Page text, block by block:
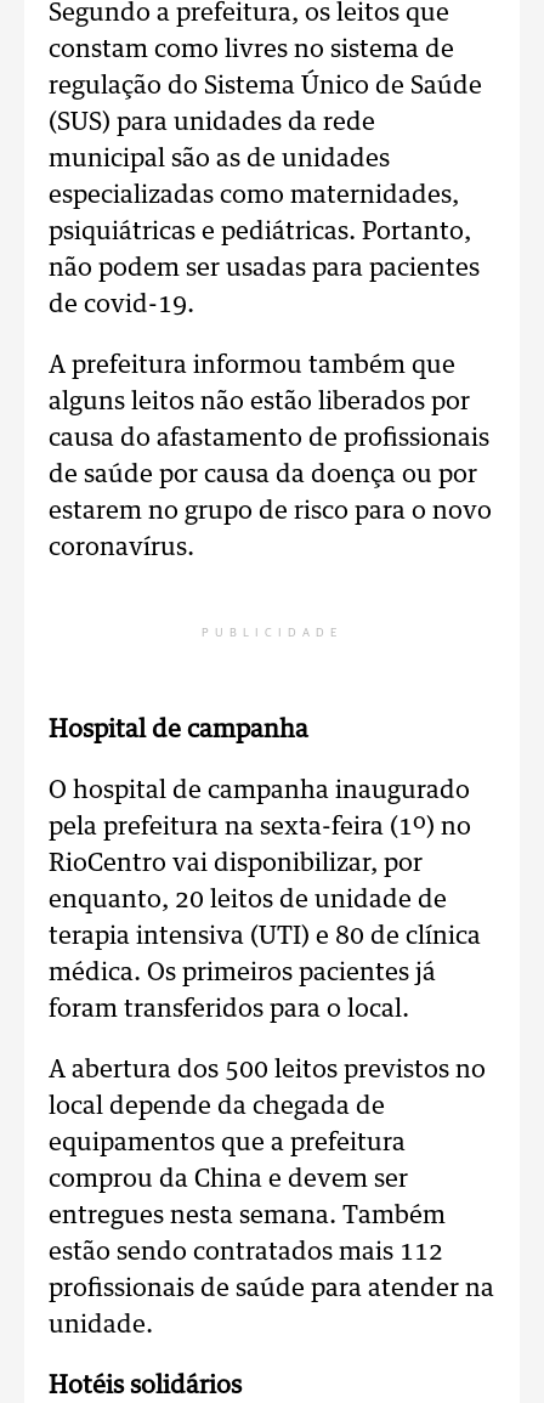
Segundo a prefeitura, os leitos que
constam como livres no sistema de
regulação do Sistema Único de Saúde
(SUS) para unidades da rede
municipal são as de unidades
especializadas como maternidades,
psiquiátricas e pediátricas. Portanto,
não podem ser usadas para pacientes
de covid-19.
A prefeitura informou também que
alguns leitos não estão liberados por
causa do afastamento de profissionais
de saúde por causa da doença ou por
estarem no grupo de risco para o novo
coronavírus.
PUBLICIDADE
Hospital de campanha
O hospital de campanha inaugurado
pela prefeitura na sexta-feira (1º) no
RioCentro vai disponibilizar, por
enquanto, 20 leitos de unidade de
terapia intensiva (UTI) e 80 de clínica
médica. Os primeiros pacientes já
foram transferidos para o local.
A abertura dos 500 leitos previstos no
local depende da chegada de
equipamentos que a prefeitura
comprou da China e devem ser
entregues nesta semana. Também
estão sendo contratados mais 112
profissionais de saúde para atender na
unidade.
Hotéis solidários